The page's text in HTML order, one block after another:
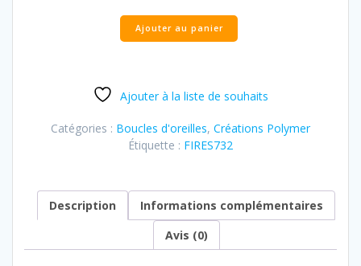
Ajouter au panier
Ajouter à la liste de souhaits
Catégories : Boucles d'oreilles, Créations Polymer
Étiquette : FIRES732
Description
Informations complémentaires
Avis (0)